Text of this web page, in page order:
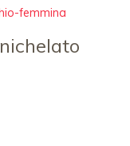
femmina